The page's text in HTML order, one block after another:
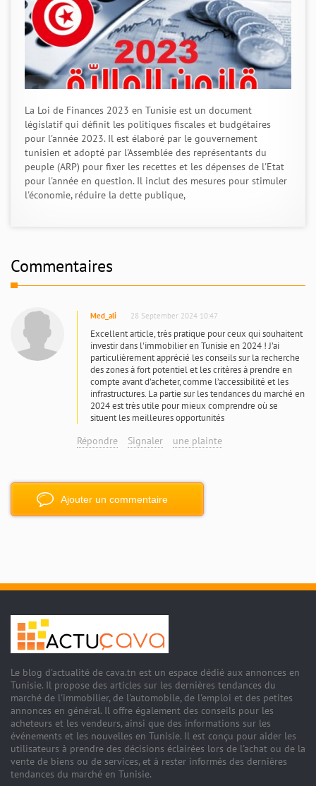
La Loi de Finances 2023 en Tunisie est un document
législatif qui définit les politiques fiscales et budgétaires
pour l'année 2023. Il est élaboré par le gouvernement
tunisien et adopté par l'Assemblée des représentants du
peuple (ARP) pour fixer les recettes et les dépenses de l'Etat
pour l'année en question. Il inclut des mesures pour stimuler
l'économie, réduire la dette publique,
Commentaires
Med_ali 28 September 2024 10:47
Excellent article, très pratique pour ceux qui souhaitent
investir dans l'immobilier en Tunisie en 2024 ! J’ai
particulièrement apprécié les conseils sur la recherche
des zones à fort potentiel et les critères à prendre en
compte avant d’acheter, comme l’accessibilité et les
infrastructures. La partie sur les tendances du marché en
2024 est très utile pour mieux comprendre où se
situent les meilleures opportunités
Répondre Signaler une plainte
Ajouter un commentaire
Le blog d'actualité de cava.tn est un espace dédié aux annonces en
Tunisie. Il propose des articles sur les dernières tendances du
marché de l'immobilier, de l'automobile, de l'emploi et des petites
annonces en général. Il offre également des conseils pour les
acheteurs et les vendeurs, ainsi que des informations sur les
événements et les nouvelles en Tunisie. Il est conçu pour aider les
utilisateurs à prendre des décisions éclairées lors de l'achat ou de la
vente de biens ou de services, et à rester informés des dernières
tendances du marché en Tunisie.